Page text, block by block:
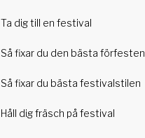
Ta dig till en festival
Så fixar du den bästa förfesten
Så fixar du bästa festivalstilen
Håll dig fräsch på festival